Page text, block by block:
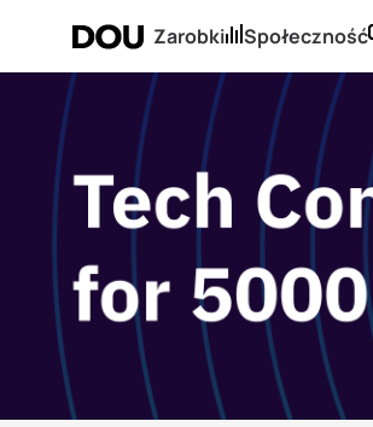
Zarobki Społeczność